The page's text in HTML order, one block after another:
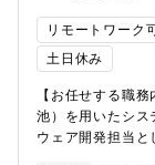
割業務担当者から
略をつなぐ橋渡
まで一貫した実
与することで、
ができます。
リモートワーク
土日休み
【お任せする職
池）を用いたシス
ウェア開発担当と